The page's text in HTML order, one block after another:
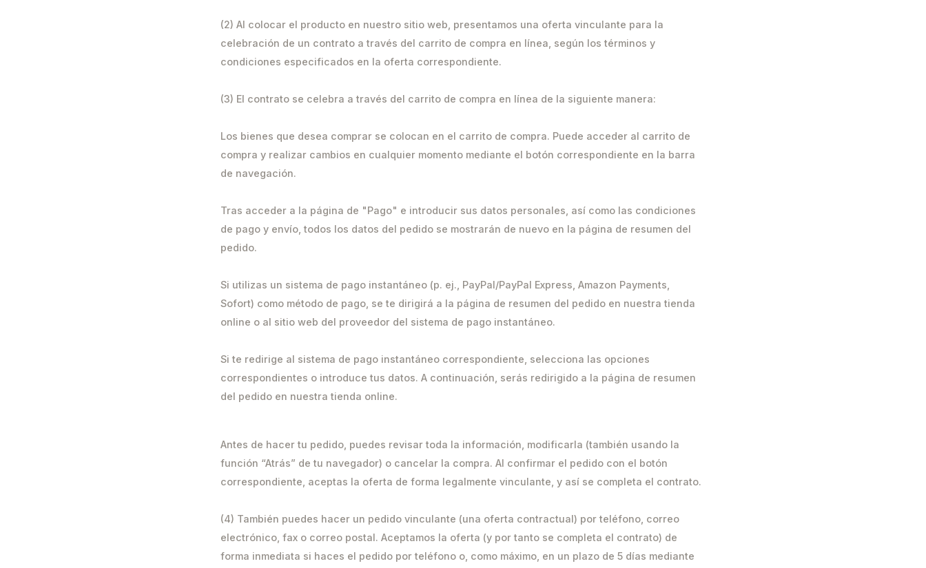
(2) Al colocar el producto en nuestro sitio web, presentamos una oferta vinculante para la
celebración de un contrato a través del carrito de compra en línea, según los términos y
condiciones especificados en la oferta correspondiente.
(3) El contrato se celebra a través del carrito de compra en línea de la siguiente manera:
Los bienes que desea comprar se colocan en el carrito de compra. Puede acceder al carrito de
compra y realizar cambios en cualquier momento mediante el botón correspondiente en la barra
de navegación.
Tras acceder a la página de "Pago" e introducir sus datos personales, así como las condiciones
de pago y envío, todos los datos del pedido se mostrarán de nuevo en la página de resumen del
pedido.
Si utilizas un sistema de pago instantáneo (p. ej., PayPal/PayPal Express, Amazon Payments,
Sofort) como método de pago, se te dirigirá a la página de resumen del pedido en nuestra tienda
online o al sitio web del proveedor del sistema de pago instantáneo.
Si te redirige al sistema de pago instantáneo correspondiente, selecciona las opciones
correspondientes o introduce tus datos. A continuación, serás redirigido a la página de resumen
del pedido en nuestra tienda online.
Antes de hacer tu pedido, puedes revisar toda la información, modificarla (también usando la
función “Atrás” de tu navegador) o cancelar la compra. Al confirmar el pedido con el botón
correspondiente, aceptas la oferta de forma legalmente vinculante, y así se completa el contrato.
(4) También puedes hacer un pedido vinculante (una oferta contractual) por teléfono, correo
electrónico, fax o correo postal. Aceptamos la oferta (y por tanto se completa el contrato) de
forma inmediata si haces el pedido por teléfono o, como máximo, en un plazo de 5 días mediante